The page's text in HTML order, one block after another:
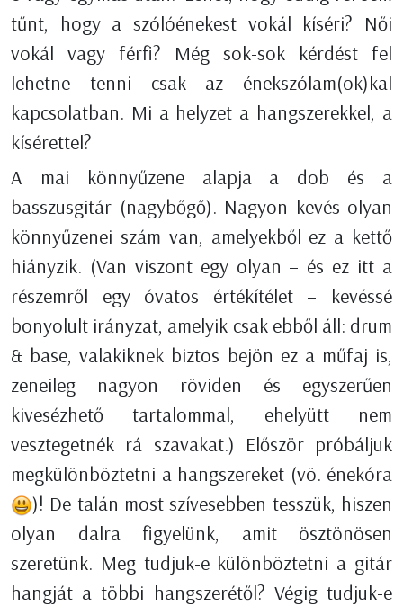
tűnt, hogy a szólóénekest vokál kíséri? Női
vokál vagy férfi? Még sok-sok kérdést fel
lehetne tenni csak az énekszólam(ok)kal
kapcsolatban. Mi a helyzet a hangszerekkel, a
kísérettel?
A mai könnyűzene alapja a dob és a
basszusgitár (nagybőgő). Nagyon kevés olyan
könnyűzenei szám van, amelyekből ez a kettő
hiányzik. (Van viszont egy olyan – és ez itt a
részemről egy óvatos értékítélet – kevéssé
bonyolult irányzat, amelyik csak ebből áll: drum
& base, valakiknek biztos bejön ez a műfaj is,
zeneileg nagyon röviden és egyszerűen
kivesézhető tartalommal, ehelyütt nem
vesztegetnék rá szavakat.) Először próbáljuk
megkülönböztetni a hangszereket (vö. énekóra
)! De talán most szívesebben tesszük, hiszen
olyan dalra figyelünk, amit ösztönösen
szeretünk. Meg tudjuk-e különböztetni a gitár
hangját a többi hangszerétől? Végig tudjuk-e